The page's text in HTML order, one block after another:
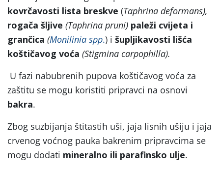
kovrčavosti lista breskve (Taphrina deformans),
rogača šljive (Taphrina pruni) paleži cvijeta i
grančica (Monilinia spp.) i šupljikavosti lišća
koštičavog voća (Stigmina carpophilla).
U fazi nabubrenih pupova koštičavog voća za
zaštitu se mogu koristiti pripravci na osnovi
bakra.
Zbog suzbijanja štitastih uši, jaja lisnih ušiju i jaja
crvenog voćnog pauka bakrenim pripravcima se
mogu dodati mineralno ili parafinsko ulje.